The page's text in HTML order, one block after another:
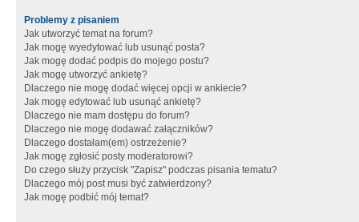
Problemy z pisaniem
Jak utworzyć temat na forum?
Jak mogę wyedytować lub usunąć posta?
Jak mogę dodać podpis do mojego postu?
Jak mogę utworzyć ankietę?
Dlaczego nie mogę dodać więcej opcji w ankiecie?
Jak mogę edytować lub usunąć ankietę?
Dlaczego nie mam dostępu do forum?
Dlaczego nie mogę dodawać załączników?
Dlaczego dostałam(em) ostrzeżenie?
Jak mogę zgłosić posty moderatorowi?
Do czego służy przycisk "Zapisz" podczas pisania tematu?
Dlaczego mój post musi być zatwierdzony?
Jak mogę podbić mój temat?